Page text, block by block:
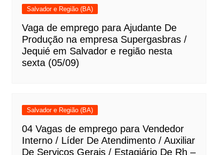
Salvador e Região (BA)
Vaga de emprego para Ajudante De
Produção na empresa Supergasbras /
Jequié em Salvador e região nesta
sexta (05/09)
Salvador e Região (BA)
04 Vagas de emprego para Vendedor
Interno / Líder De Atendimento / Auxiliar
De Serviços Gerais / Estagiário De Rh –